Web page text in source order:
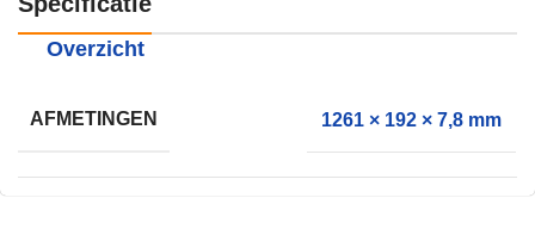
Overzicht
AFMETINGEN 1261 × 192 × 7,8 mm